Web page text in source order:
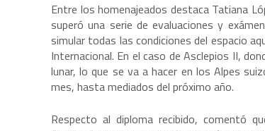
Entre los homenajeados destaca Tatiana
superó una serie de evaluaciones y
simular todas las condiciones del espacio
Internacional. En el caso de Asclepios II,
lunar, lo que se va a hacer en los Alpes
mes, hasta mediados del próximo año.
Respecto al diploma recibido, comentó